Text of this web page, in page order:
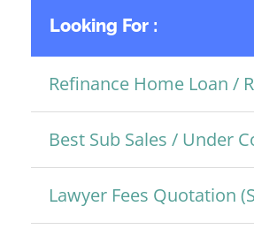
Looking For :
Refinance Home Loan /
Best Sub Sales / Under
Lawyer Fees Quotation